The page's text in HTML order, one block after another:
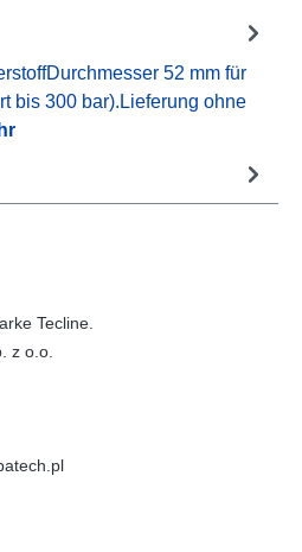
52 mm für
bis 300 bar).Lieferung ohne
Tecline.
z o.o.